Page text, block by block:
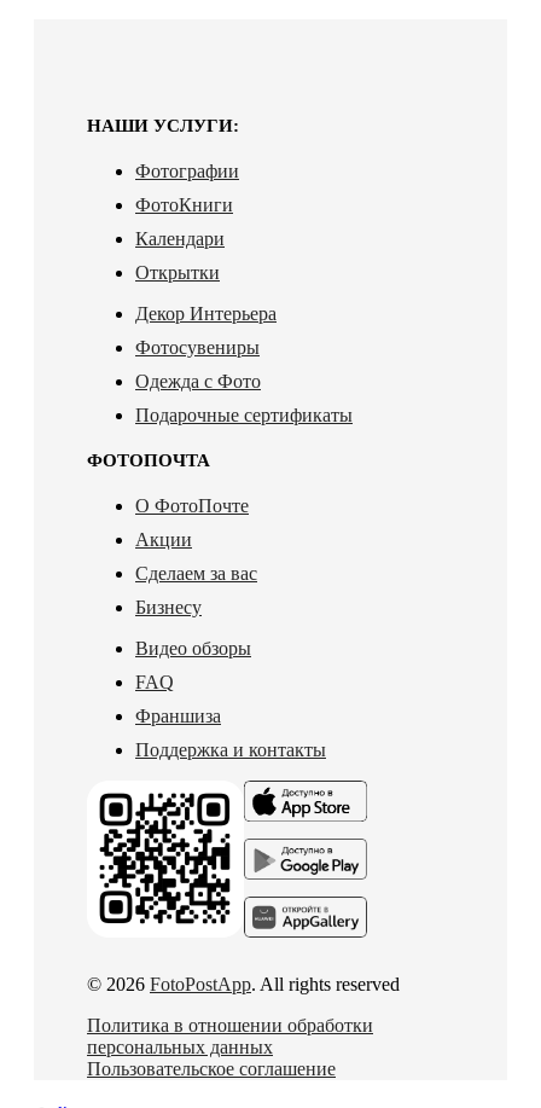
НАШИ УСЛУГИ:
Фотографии
ФотоКниги
Календари
Открытки
Декор Интерьера
Фотосувениры
Одежда с Фото
Подарочные сертификаты
ФОТОПОЧТА
О ФотоПочте
Акции
Сделаем за вас
Бизнесу
Видео обзоры
FAQ
Франшиза
Поддержка и контакты
© 2026 FotoPostApp. All rights reserved
Политика в отношении обработки
персональных данных
Пользовательское соглашение